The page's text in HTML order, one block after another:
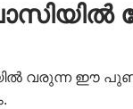
വരുന്ന ഈ